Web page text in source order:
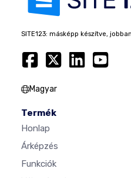
SITE123: másképp készítve, jobban
Magyar
Termék
Honlap
Árképzés
Funkciók